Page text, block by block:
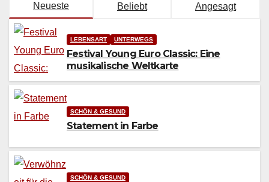
Neueste Beliebt Angesagt
LEBENSART UNTERWEGS
Festival Young Euro Classic: Eine
musikalische Weltkarte
SCHÖN & GESUND
Statement in Farbe
SCHÖN & GESUND